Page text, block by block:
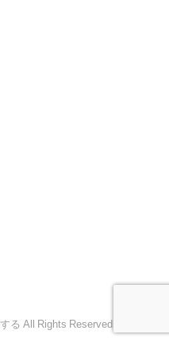
る All Rights Reserved.